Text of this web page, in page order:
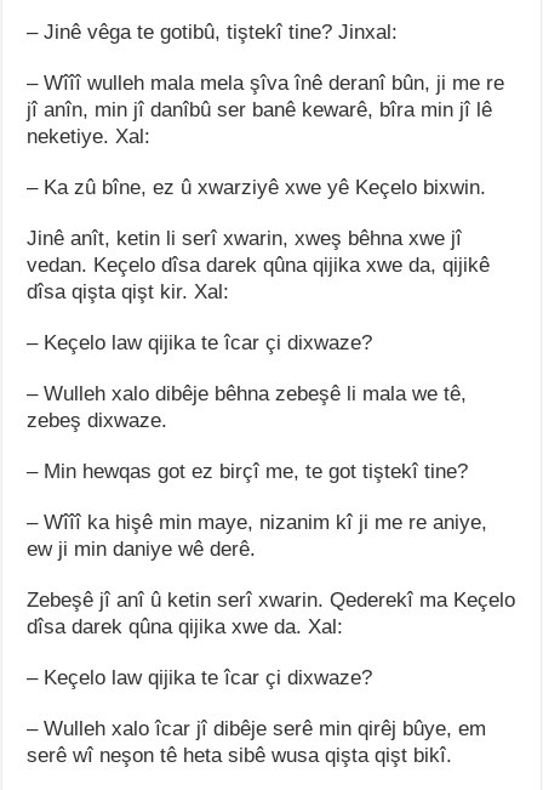
– Jinê vêga te gotibû, tiştekî tine? Jinxal:
– Wîîî wulleh mala mela şîva înê deranî bûn, ji me re
jî anîn, min jî danîbû ser banê kewarê, bîra min jî lê
neketiye. Xal:
– Ka zû bîne, ez û xwarziyê xwe yê Keçelo bixwin.
Jinê anît, ketin li serî xwarin, xweş bêhna xwe jî
vedan. Keçelo dîsa darek qûna qijika xwe da, qijikê
dîsa qişta qişt kir. Xal:
– Keçelo law qijika te îcar çi dixwaze?
– Wulleh xalo dibêje bêhna zebeşê li mala we tê,
zebeş dixwaze.
– Min hewqas got ez birçî me, te got tiştekî tine?
– Wîîî ka hişê min maye, nizanim kî ji me re aniye,
ew ji min daniye wê derê.
Zebeşê jî anî û ketin serî xwarin. Qederekî ma Keçelo
dîsa darek qûna qijika xwe da. Xal:
– Keçelo law qijika te îcar çi dixwaze?
– Wulleh xalo îcar jî dibêje serê min qirêj bûye, em
serê wî neşon tê heta sibê wusa qişta qişt bikî.